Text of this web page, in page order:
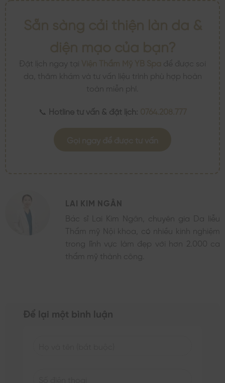
Đặt lịch ngay tại
để được soi
da, thăm khám và tư vấn liệu trình phù hợp hoàn
toàn miễn phí.
📞 Hotline tư vấn & đặt lịch:
LAI KIM NGÂN
Bác sĩ Lai Kim Ngân, chuyên gia Da liễu
Thẩm mỹ Nội khoa, có nhiều kinh nghiệm
trong lĩnh vực làm đẹp với hơn 2.000 ca
thẩm mỹ thành công.
Để lại một bình luận